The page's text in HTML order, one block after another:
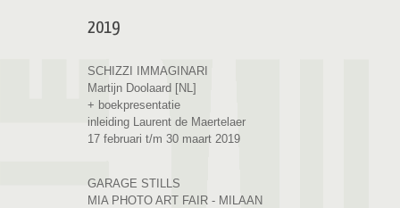
2019
SCHIZZI IMMAGINARI
Martijn Doolaard [NL]
+ boekpresentatie
inleiding Laurent de Maertelaer
17 februari t/m 30 maart 2019
GARAGE STILLS
MIA PHOTO ART FAIR - MILAAN